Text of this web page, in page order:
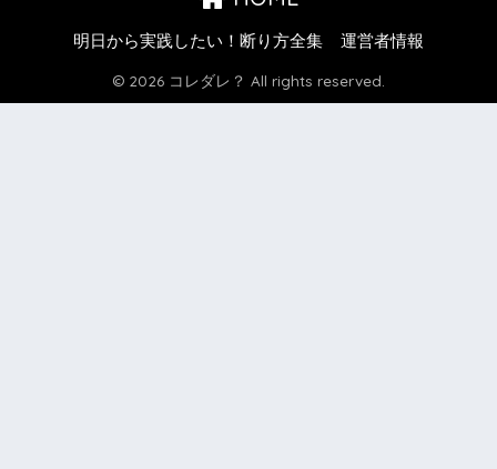
明日から実践したい！断り方全集 運営者情報
© 2026 コレダレ？ All rights reserved.